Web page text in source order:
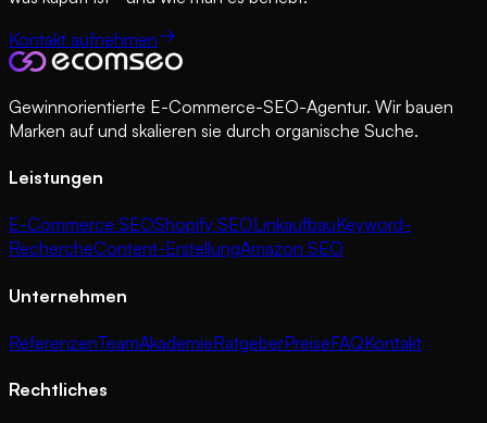
Kontakt aufnehmen
Gewinnorientierte E-Commerce-SEO-Agentur. Wir bauen
Marken auf und skalieren sie durch organische Suche.
Leistungen
E-Commerce SEOShopify SEOLinkaufbauKeyword-
RechercheContent-ErstellungAmazon SEO
Unternehmen
ReferenzenTeamAkademieRatgeberPreiseFAQKontakt
Rechtliches